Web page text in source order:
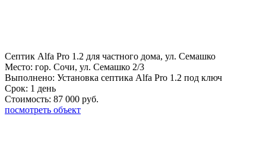
Септик Alfa Pro 1.2 для частного дома, ул. Семашко
Место: гор. Сочи, ул. Семашко 2/3
Выполнено: Установка септика Alfa Pro 1.2 под ключ
Срок: 1 день
Стоимость: 87 000 руб.
посмотреть объект